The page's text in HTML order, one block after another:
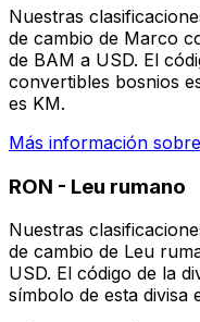
Nuestras
de cambio de Marco
de BAM a USD. El
convertibles bosnios
es KM.
Más información
RON - Leu rumano
Nuestras
de cambio de Leu
USD. El código de la
símbolo de esta divisa